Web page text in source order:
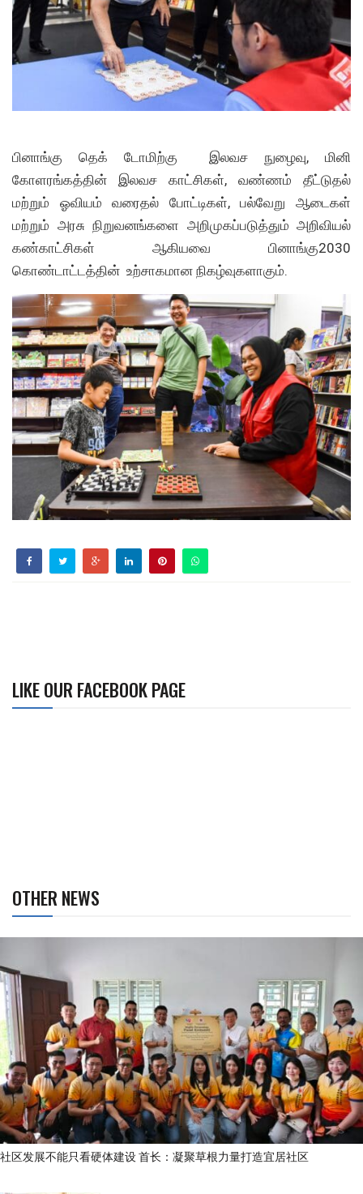
பினாங்கு தெக் டோமிற்கு இலவச நுழைவு, மினி
கோளரங்கத்தின் இலவச காட்சிகள், வண்ணம் தீட்டுதல்
மற்றும் ஓவியம் வரைதல் போட்டிகள், பல்வேறு ஆடைகள்
மற்றும் அரசு நிறுவனங்களை அறிமுகப்படுத்தும் அறிவியல்
கண்காட்சிகள் ஆகியவை பினாங்கு2030
கொண்டாட்டத்தின் உற்சாகமான நிகழ்வுகளாகும்.
LIKE OUR FACEBOOK PAGE
OTHER NEWS
社区发展不能只看硬体建设 首长：凝聚草根力量打造宜居社区